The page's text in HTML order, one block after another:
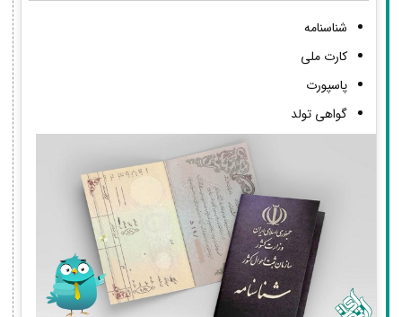
شناسنامه
کارت ملی
پاسپورت
گواهی تولد